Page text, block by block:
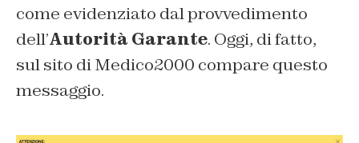
come evidenziato dal provvedimento
dell’Autorità Garante. Oggi, di fatto,
sul sito di Medico2000 compare questo
messaggio.